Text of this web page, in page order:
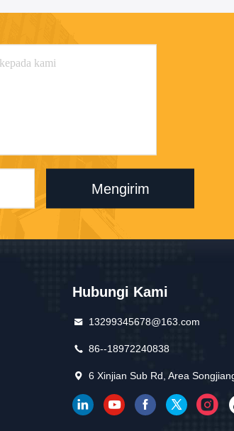
Mengirim
Hubungi Kami
13299345678@163.com
86--18972240838
6 Xinjian Sub Rd, Area